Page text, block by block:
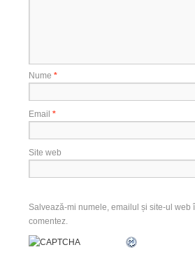
Nume *
Email *
Site web
Salvează-mi numele, emailul și site-ul
comentez.